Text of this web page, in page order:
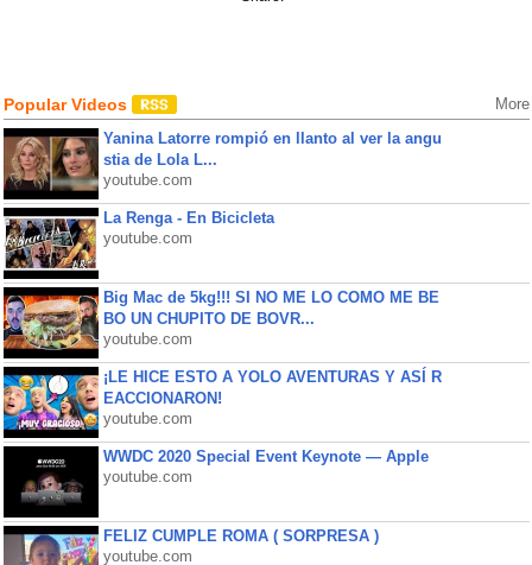
Popular Videos More
Yanina Latorre rompió en llanto al ver la angu
stia de Lola L...
youtube.com
La Renga - En Bicicleta
youtube.com
Big Mac de 5kg!!! SI NO ME LO COMO ME BE
BO UN CHUPITO DE BOVR...
youtube.com
¡LE HICE ESTO A YOLO AVENTURAS Y ASÍ R
EACCIONARON!
youtube.com
WWDC 2020 Special Event Keynote — Apple
youtube.com
FELIZ CUMPLE ROMA ( SORPRESA )
youtube.com